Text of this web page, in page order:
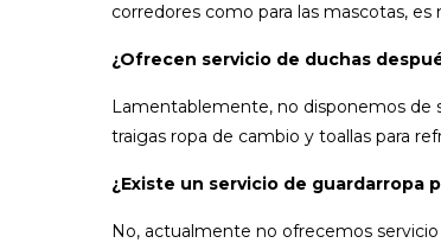
corredores como para las mascotas, es
¿Ofrecen servicio de duchas
Lamentablemente, no disponemos de
traigas ropa de cambio y toallas para
¿Existe un servicio de guardarropa
No, actualmente no ofrecemos